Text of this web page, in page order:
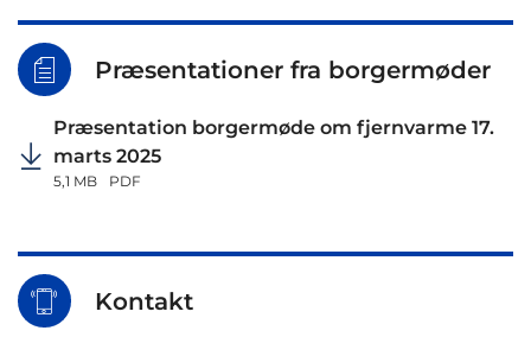
Præsentationer fra borgermøder
Præsentation borgermøde om fjernvarme 17.
marts 2025
5,1 MB PDF
Kontakt